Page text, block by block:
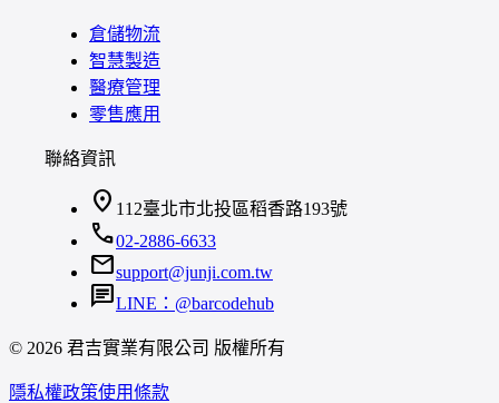
倉儲物流
智慧製造
醫療管理
零售應用
聯絡資訊
location_on 112臺北市北投區稻香路193號
call02-2886-6633
mailsupport@junji.com.tw
chatLINE：@barcodehub
© 2026 君吉實業有限公司 版權所有
隱私權政策使用條款